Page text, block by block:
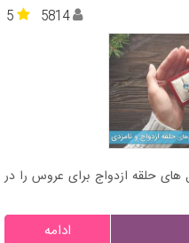
5 5814
حلقه ازدواج برای عروس را در
ادامه